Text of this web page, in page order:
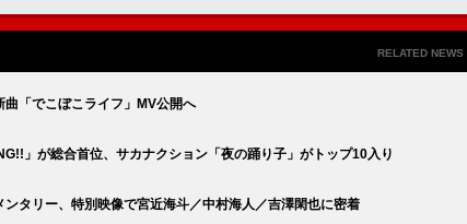
RELATED NEWS
「でこぼこライフ」MV公開へ
」が総合首位、サカナクション「夜の踊り子」がトップ10入り
タリー、特別映像で宮近海斗／中村海人／吉澤閑也に密着